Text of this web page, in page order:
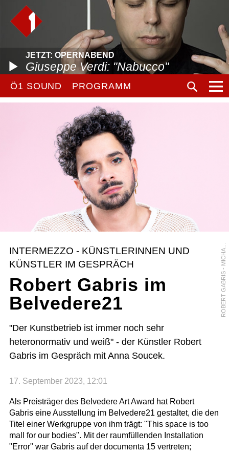
JETZT: OPERNABEND
Giuseppe Verdi: "Nabucco"
Ö1 SOUND PROGRAMM
R
O
B
E
R
T
G
A
B
R
I
S
-
M
I
C
H
A
L
B
L
E
C
H
A
INTERMEZZO - KÜNSTLERINNEN UND
KÜNSTLER IM GESPRÄCH
Robert Gabris im
Belvedere21
"Der Kunstbetrieb ist immer noch sehr
heteronormativ und weiß" - der Künstler Robert
Gabris im Gespräch mit Anna Soucek.
17. September 2023, 12:01
Als Preisträger des Belvedere Art Award hat Robert
Gabris eine Ausstellung im Belvedere21 gestaltet, die den
Titel einer Werkgruppe von ihm trägt: "This space is too
mall for our bodies". Mit der raumfüllenden Installation
"Error" war Gabris auf der documenta 15 vertreten;